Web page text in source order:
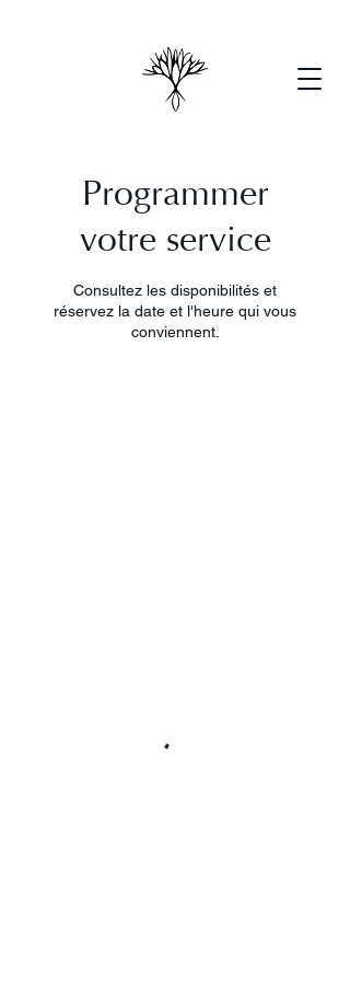
Programmer
votre service
Consultez les disponibilités et
réservez la date et l'heure qui vous
conviennent.